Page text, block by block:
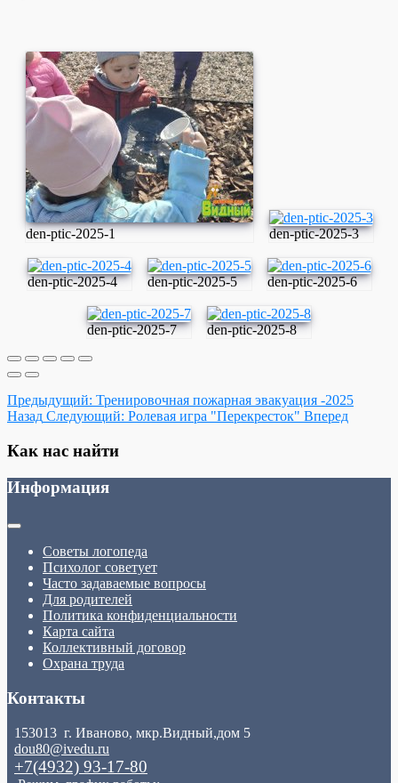
den-ptic-2025-1 den-ptic-2025-3
den-ptic-2025-4 den-ptic-2025-5 den-ptic-2025-6
den-ptic-2025-7 den-ptic-2025-8
Предыдущий: Тренировочная пожарная эвакуация -2025
Назад Следующий: Ролевая игра "Перекресток" Вперед
Как нас найти
Информация
Советы логопеда
Психолог советует
Часто задаваемые вопросы
Для родителей
Политика конфиденциальности
Карта сайта
Коллективный договор
Охрана труда
Контакты
153013 г. Иваново, мкр.Видный,дом 5
dou80@ivedu.ru
+7(4932) 93-17-80